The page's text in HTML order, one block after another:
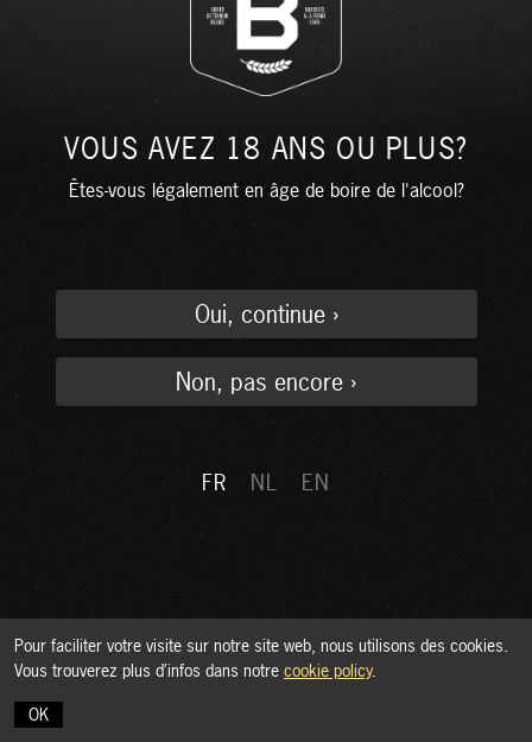
Pour faciliter votre visite sur notre site web, nous utilisons des cookies.
Vous trouverez plus d’infos dans notre cookie policy.
OK
VOUS AVEZ 18 ANS OU PLUS?
Êtes-vous légalement en âge de boire de l'alcool?
Oui, continue
Non, pas encore
FR NL EN